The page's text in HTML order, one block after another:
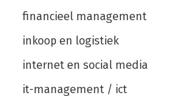
financieel management
inkoop en logistiek
internet en social media
it-management / ict